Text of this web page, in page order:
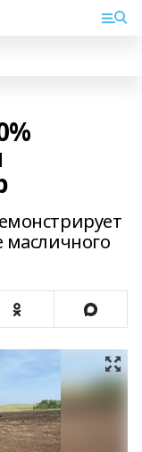
масличного